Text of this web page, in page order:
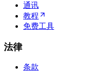
通讯
教程
免费工具
法律
条款